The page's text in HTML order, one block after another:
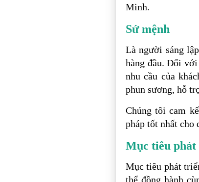
Minh.
Sứ mệnh
Là người sáng
hàng đầu. Đối với
nhu cầu của
phun sương, hỗ
Chúng tôi cam
pháp tốt nhất cho
Mục tiêu
Mục tiêu phát
thể đồng hành